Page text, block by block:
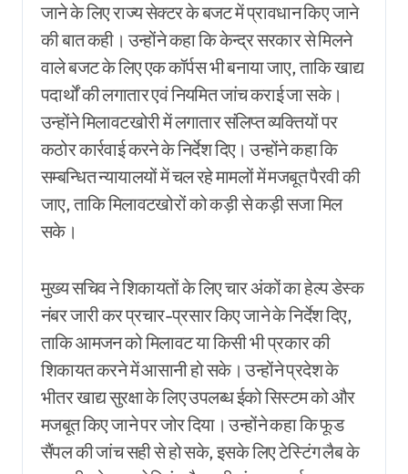
जाने के लिए राज्य सेक्टर के बजट में प्रावधान किए जाने
की बात कही। उन्होंने कहा कि केन्द्र सरकार से मिलने
वाले बजट के लिए एक कॉर्पस भी बनाया जाए, ताकि खाद्य
पदार्थों की लगातार एवं नियमित जांच कराई जा सके।
उन्होंने मिलावटखोरी में लगातार संलिप्त व्यक्तियों पर
कठोर कार्रवाई करने के निर्देश दिए। उन्होंने कहा कि
सम्बन्धित न्यायालयों में चल रहे मामलों में मजबूत पैरवी की
जाए, ताकि मिलावटखोरों को कड़ी से कड़ी सजा मिल
सके।
मुख्य सचिव ने शिकायतों के लिए चार अंकों का हेल्प डेस्क
नंबर जारी कर प्रचार-प्रसार किए जाने के निर्देश दिए,
ताकि आमजन को मिलावट या किसी भी प्रकार की
शिकायत करने में आसानी हो सके। उन्होंने प्रदेश के
भीतर खाद्य सुरक्षा के लिए उपलब्ध ईको सिस्टम को और
मजबूत किए जाने पर जोर दिया। उन्होंने कहा कि फूड
सैंपल की जांच सही से हो सके, इसके लिए टेस्टिंग लैब के